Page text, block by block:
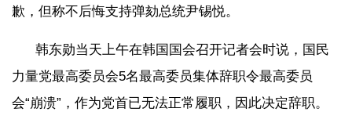
歉，但称不后悔支持弹劾总统尹锡悦。
韩东勋当天上午在韩国国会召开记者会时说，国民
力量党最高委员会5名最高委员集体辞职令最高委员
会“崩溃”，作为党首已无法正常履职，因此决定辞职。